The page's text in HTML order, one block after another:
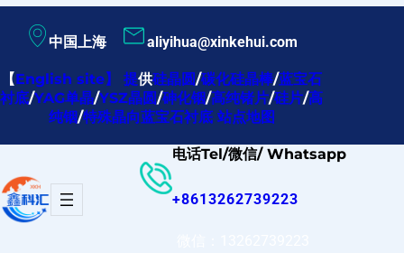
内
容
中国上海 aliyihua@xinkehui.com
【English site】提供硅晶圆/碳化硅晶棒/蓝宝石
衬底/YAG单晶/YSZ晶圆/砷化铟/高纯锗片/硅片/高
纯铟/特殊晶向蓝宝石衬底 站点地图
电话Tel/微信/ Whatsapp
+8613262739223